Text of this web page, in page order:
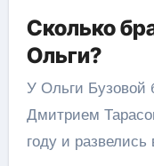
Сколько
Ольги?
У Ольги Бузовой
Дмитрием
году и развелись